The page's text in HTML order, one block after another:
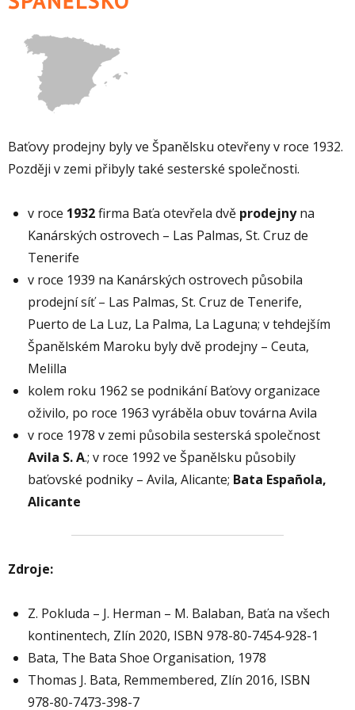
Baťovy prodejny byly ve Španělsku otevřeny v roce 1932.
Později v zemi přibyly také sesterské společnosti.
v roce 1932firma Baťa otevřela dvě prodejnyna
Kanárských ostrovech – Las Palmas, St. Cruz de
Tenerife
v roce 1939 na Kanárských ostrovech působila
prodejní síť – Las Palmas, St. Cruz de Tenerife,
Puerto de La Luz, La Palma, La Laguna; v tehdejším
Španělském Maroku byly dvě prodejny – Ceuta,
Melilla
kolem roku 1962 se podnikání Baťovy organizace
oživilo, po roce 1963 vyráběla obuv továrna Avila
v roce 1978 v zemi působila sesterská společnost
Avila S. A.; v roce 1992 ve Španělsku působily
baťovské podniky – Avila, Alicante; Bata Española,
Alicante
Zdroje:
Z. Pokluda – J. Herman – M. Balaban, Baťa na všech
kontinentech, Zlín 2020, ISBN 978-80-7454-928-1
Bata, The Bata Shoe Organisation, 1978
Thomas J. Bata, Remmembered, Zlín 2016, ISBN
978-80-7473-398-7